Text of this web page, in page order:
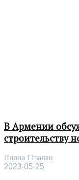
В Армении
строительству
Лиана Гёзалян
2023-05-25